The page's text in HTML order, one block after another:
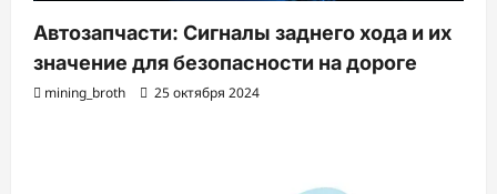
Автозапчасти: Сигналы заднего хода и их
значение для безопасности на дороге
mining_broth 25 октября 2024